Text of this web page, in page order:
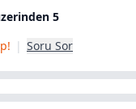
5
| Soru Sor